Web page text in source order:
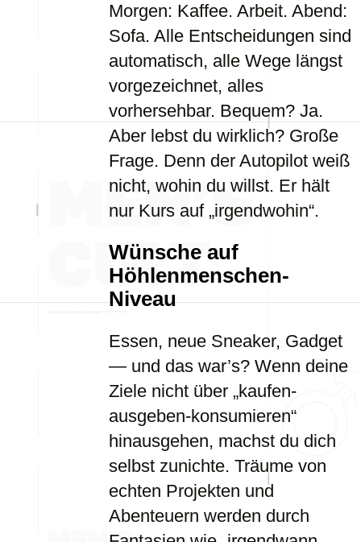
Morgen: Kaffee. Arbeit. Abend:
Sofa. Alle Entscheidungen sind
automatisch, alle Wege längst
vorgezeichnet, alles
vorhersehbar. Bequem? Ja.
Aber lebst du wirklich? Große
Frage. Denn der Autopilot weiß
nicht, wohin du willst. Er hält
nur Kurs auf „irgendwohin“.
Wünsche auf
Höhlenmenschen-
Niveau
Essen, neue Sneaker, Gadget
— und das war’s? Wenn deine
Ziele nicht über „kaufen-
ausgeben-konsumieren“
hinausgehen, machst du dich
selbst zunichte. Träume von
echten Projekten und
Abenteuern werden durch